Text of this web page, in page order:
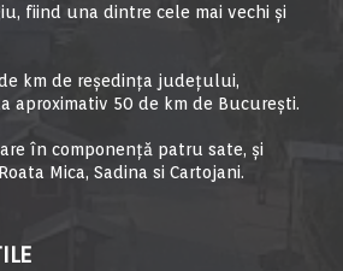
fiind una dintre cele mai vechi şi
km de reşedinţa judeţului,
aproximativ 50 de km de Bucureşti.
în componență patru sate, și
Mica, Sadina si Cartojani.